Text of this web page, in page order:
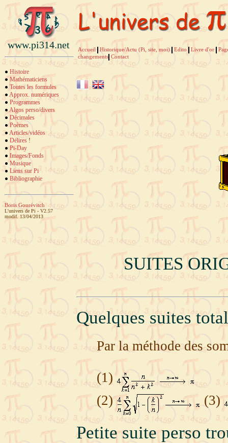
www.pi314.net
Histoire
Mathématiciens
Toutes les formules
Approx. numériques
Programmes
Algos perso/divers
Décimales
Poèmes
Articles/vidéos
Délires !
Pi-Day
Images/Fonds
Musique
Liens sur Pi
Bibliographie
Boris Gourévitch
L'univers de Pi - V2.57
modif. 13/04/2013
Accueil Historique/Actu (Pi, site, moi) Edito Livre d'or
changements Contact
SUITES
Quelques suites
Par la méthode des
(1)
(2)
(3)
Petite suite perso